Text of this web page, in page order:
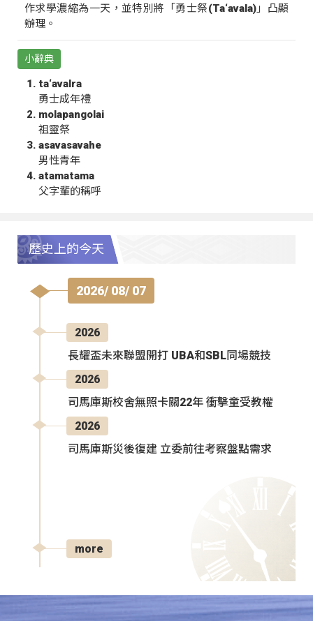
作求學濃縮為一天，並特別將「勇士祭(Ta‘avala)」凸顯
辦理。
小辭典
ta‘avalra
勇士成年禮
molapangolai
祖靈祭
asavasavahe
男性青年
atamatama
父字輩的稱呼
歷史上的今天
2026/ 08/ 07
2026
長耀盃未來聯盟開打 UBA和SBL同場競技
2026
司馬庫斯校舍無照卡關22年 衝擊童受教權
2026
司馬庫斯災後復建 立委前往考察盤點需求
more